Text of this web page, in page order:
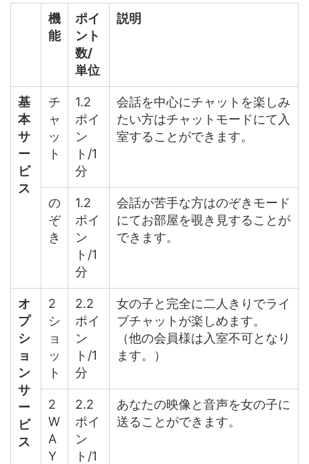
機
能
ポイ
ント
数/
単位
説明
基
本
サ
ー
ビ
ス
チ
ャ
ッ
ト
1.2
ポイ
ン
ト/1
分
会話を中心にチャットを楽しみ
たい方はチャットモードにて入
室することができます。
の
ぞ
き
1.2
ポイ
ン
ト/1
分
会話が苦手な方はのぞきモード
にてお部屋を覗き見することが
できます。
オ
プ
シ
ョ
ン
サ
ー
ビ
ス
2
シ
ョ
ッ
ト
2.2
ポイ
ン
ト/1
分
女の子と完全に二人きりでライ
ブチャットが楽しめます。
（他の会員様は入室不可となり
ます。）
2
W
A
Y
2.2
ポイ
ン
ト/1
あなたの映像と音声を女の子に
送ることができます。